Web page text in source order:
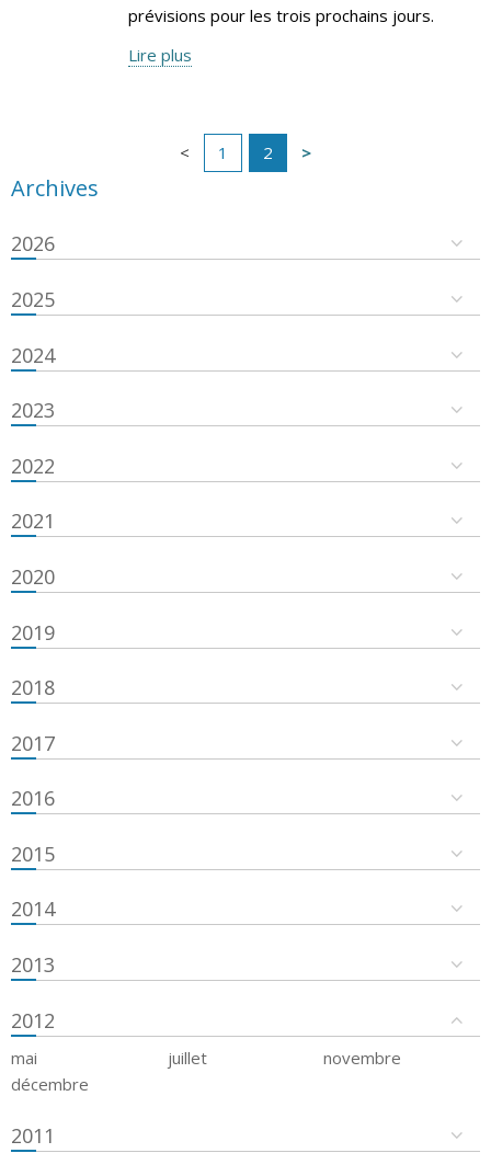
prévisions pour les trois prochains jours.
Lire plus
1 2
Archives
2026
2025
2024
2023
2022
2021
2020
2019
2018
2017
2016
2015
2014
2013
2012
mai juillet
novembre
décembre
2011